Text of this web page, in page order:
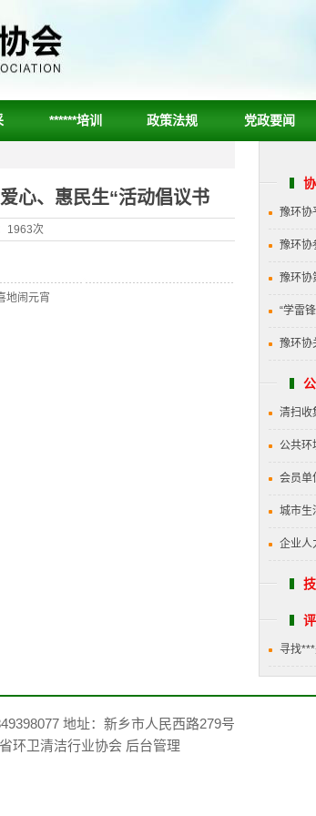
******培训 政策法规 党政要闻
豫环协
豫环协
豫环协
“学雷
豫环协
清扫收
公共环
会员单
城市生
企业人
寻找
心、惠民生“活动倡议书
1963次
地闹元宵
地址：新乡市人民西路279号
环卫清洁行业协会 后台管理